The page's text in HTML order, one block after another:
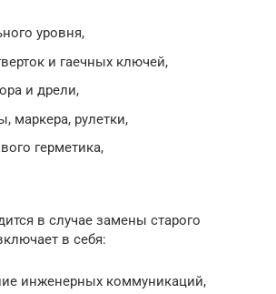
уровня,
и гаечных ключей,
и дрели,
маркера, рулетки,
герметика,
в случае замены старого
в себя:
инженерных коммуникаций,